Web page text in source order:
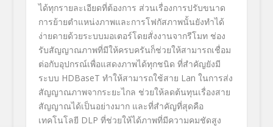
ได้ทุกรายละเอียดที่ต้องการ ส่วนเรื่องการปรับขนาด
การย้ายตำแหน่งภาพและการโฟกัสภาพนั้นยังทำได้
ง่ายดายด้วยระบบมอเตอร์โดยสั่งงานจากรีโมท ช่อง
รับสัญญาณภาพที่มีให้ครบครันก็ช่วยให้สามารถเชื่อม
ต่อกับอุปกรณ์เพื่อแสดงภาพได้ทุกชนิด ที่สำคัญยังมี
ระบบ HDBaseT ทำให้สามารถใช้สาย Lan ในการส่ง
สัญญาณภาพจากระยะไกล ช่วยให้ลดต้นทุนเรื่องสาย
สัญญาณได้เป็นอย่างมาก และที่สำคัญที่สุดคือ
เทคโนโลยี DLP ที่ช่วยให้ได้ภาพที่มีความคมชัดสูง